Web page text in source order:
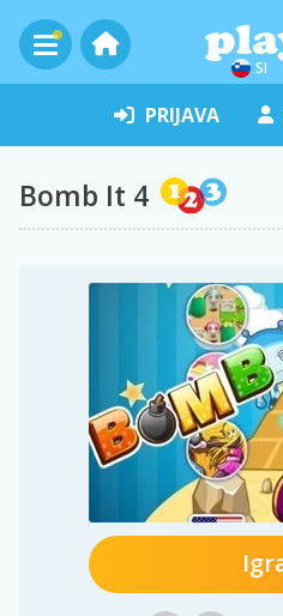
SI
PRIJAVA
Bomb It 4